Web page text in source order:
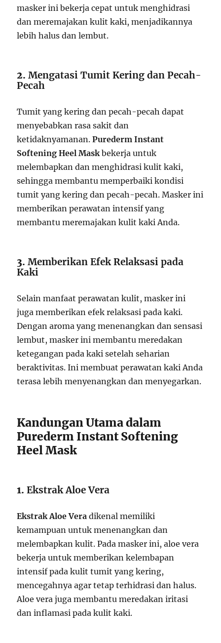
masker ini bekerja cepat untuk menghidrasi
dan meremajakan kulit kaki, menjadikannya
lebih halus dan lembut.
2.Mengatasi Tumit Kering dan Pecah-
Pecah
Tumit yang kering dan pecah-pecah dapat
menyebabkan rasa sakit dan
ketidaknyamanan.Purederm Instant
Softening Heel Maskbekerja untuk
melembapkan dan menghidrasi kulit kaki,
sehingga membantu memperbaiki kondisi
tumit yang kering dan pecah-pecah. Masker ini
memberikan perawatan intensif yang
membantu meremajakan kulit kaki Anda.
3.Memberikan Efek Relaksasi pada
Kaki
Selain manfaat perawatan kulit, masker ini
juga memberikan efek relaksasi pada kaki.
Dengan aroma yang menenangkan dan sensasi
lembut, masker ini membantu meredakan
ketegangan pada kaki setelah seharian
beraktivitas. Ini membuat perawatan kaki Anda
terasa lebih menyenangkan dan menyegarkan.
Kandungan Utama dalam
Purederm Instant Softening
Heel Mask
1.Ekstrak Aloe Vera
Ekstrak Aloe Vera dikenal memiliki
kemampuan untuk menenangkan dan
melembapkan kulit. Pada masker ini, aloe vera
bekerja untuk memberikan kelembapan
intensif pada kulit tumit yang kering,
mencegahnya agar tetap terhidrasi dan halus.
Aloe vera juga membantu meredakan iritasi
dan inflamasi pada kulit kaki.